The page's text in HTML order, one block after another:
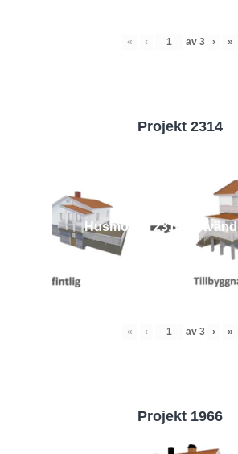
« ‹ av 3 › »
Projekt 2314
Husmodell 2314 -
« ‹ av 3 › »
Projekt 1966